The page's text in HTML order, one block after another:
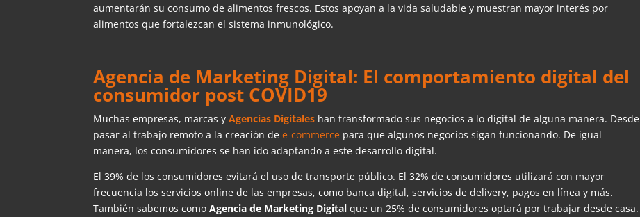
aumentarán su consumo de alimentos frescos. Estos apoyan a la vida saludable y muestran mayor interés por
alimentos que fortalezcan el sistema inmunológico.
Agencia de Marketing Digital: El comportamiento digital del
consumidor post COVID19
Muchas empresas, marcas yAgencias Digitales han transformado sus negocios a lo digital de alguna manera. Desde
pasar al trabajo remoto a la creación dee-commerce para que algunos negocios sigan funcionando. De igual
manera, los consumidores se han ido adaptando a este desarrollo digital.
El 39% de los consumidores evitará el uso de transporte público. El 32% de consumidores utilizará con mayor
frecuencia los servicios online de las empresas, como banca digital, servicios de delivery, pagos en línea y más.
También sabemos comoAgencia de Marketing Digitalque un 25% de consumidores optará por trabajar desde casa.